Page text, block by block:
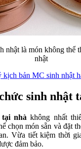
nhật là món không thể
nhật
kịch bản MC sinh nhật
sinh nhật
nhà không nhất
chọn món sẵn và đặt
Vừa tiết kiệm thời
đảm bảo.